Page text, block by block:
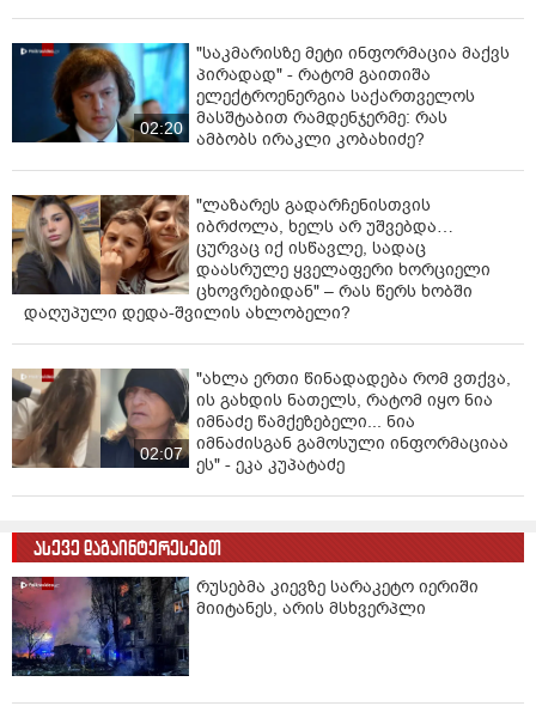
02:20
"საკმარისზე მეტი ინფორმაცია მაქვს
პირადად" - რატომ გაითიშა
ელექტროენერგია საქართველოს
მასშტაბით რამდენჯერმე: რას
ამბობს ირაკლი კობახიძე?
"ლაზარეს გადარჩენისთვის
იბრძოლა, ხელს არ უშვებდა…
ცურვაც იქ ისწავლე, სადაც
დაასრულე ყველაფერი ხორციელი
ცხოვრებიდან" – რას წერს ხობში
დაღუპული დედა-შვილის ახლობელი?
02:07
"ახლა ერთი წინადადება რომ ვთქვა,
ის გახდის ნათელს, რატომ იყო ნია
იმნაძე წამქეზებელი... ნია
იმნაძისგან გამოსული ინფორმაციაა
ეს" - ეკა კუპატაძე
ასევე დაგაინტერესებთ
რუსებმა კიევზე სარაკეტო იერიში
მიიტანეს, არის მსხვერპლი